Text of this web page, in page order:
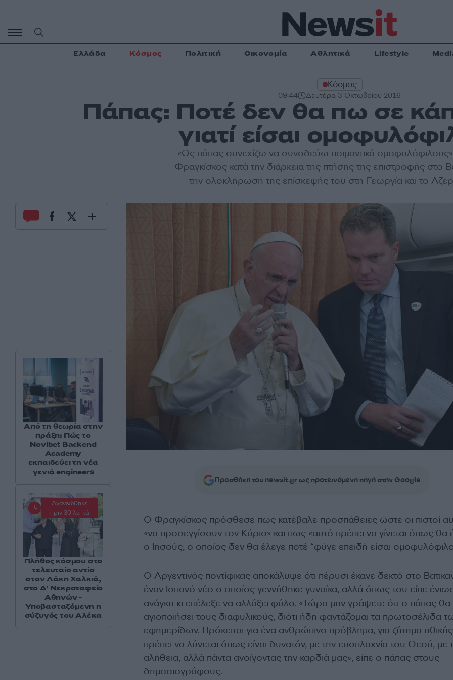
περιεχόμενο
Ελλάδα Κόσμος Πολιτική Οικονομία Αθλητικά Lifestyle
Κόσμος
09:44 Δευτέρα 3 Οκτωβρίου 2016
Πάπας: Ποτέ δεν θα πω σε
γιατί είσαι
«Ως πάπας συνεχίζω να συνοδεύω ποιμαντικά
Φραγκίσκος κατά την διάρκεια της πτήσης της επιστροφής στο
την ολοκλήρωση της επίσκεψής του στη Γεωργία και το
Προσθήκη του newsit.gr ως προτεινόμενη πηγή στην Google
Ο Φραγκίσκος πρόσθεσε πως κατέβαλε προσπάθειες ώστε οι πιστοί
«να προσεγγίσουν τον Κύριο» και πως «αυτό πρέπει να γίνεται όπως θα
ο Ιησούς, ο οποίος δεν θα έλεγε ποτέ “φύγε επειδή είσαι
Ο Αργεντινός ποντίφικας αποκάλυψε ότι πέρυσι έκανε δεκτό στο
έναν Ισπανό νέο ο οποίος γεννήθηκε γυναίκα, αλλά όπως του είπε
ανάγκη κι επέλεξε να αλλάξει φύλο. «Τώρα μην γράψετε ότι ο πάπας θα
αγιοποιήσει τους διαφυλικούς, διότι ήδη φαντάζομαι τα πρωτοσέλιδα
εφημερίδων. Πρόκειται για ένα ανθρώπινο πρόβλημα, για ζήτημα
πρέπει να λύνεται όπως είναι δυνατόν, με την ευσπλαχνία του Θεού, με
αλήθεια, αλλά πάντα ανοίγοντας την καρδιά μας», είπε ο πάπας στους
δημοσιογράφους.
Από τη θεωρία στην
πράξη: Πώς το
Novibet Backend
Academy
εκπαιδεύει τη νέα
γενιά engineers
Ανανεώθηκε
πριν 30 λεπτά
Πλήθος κόσμου στο
τελευταίο αντίο
στον Λάκη Χαλκιά,
στο Α' Νεκροταφείο
Αθηνών -
Υποβασταζόμενη η
σύζυγός του Αλέκα